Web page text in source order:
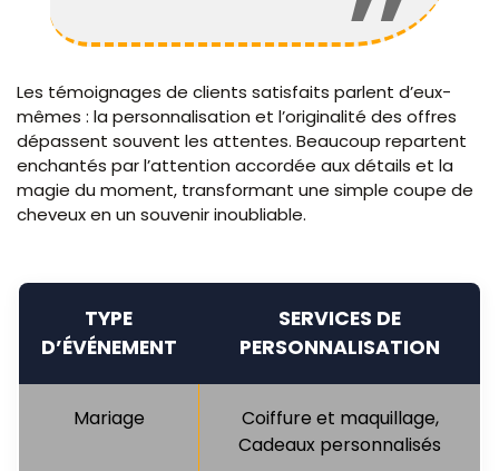
Les témoignages de clients satisfaits parlent d’eux-
mêmes : la personnalisation et l’originalité des offres
dépassent souvent les attentes. Beaucoup repartent
enchantés par l’attention accordée aux détails et la
magie du moment, transformant une simple coupe de
cheveux en un souvenir inoubliable.
TYPE
D’ÉVÉNEMENT
SERVICES DE
PERSONNALISATION
Mariage
Coiffure et maquillage,
Cadeaux personnalisés